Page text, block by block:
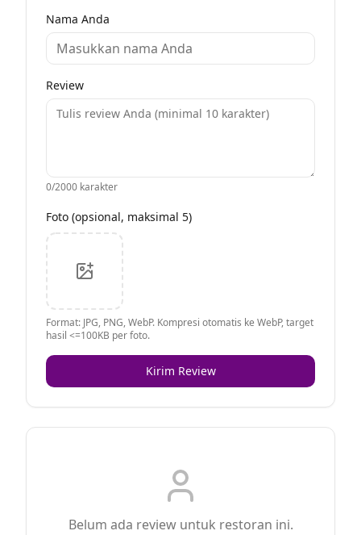
Nama Anda
Review
0/2000 karakter
Foto (opsional, maksimal 5)
Format: JPG, PNG, WebP. Kompresi otomatis ke WebP, target
hasil <=100KB per foto.
Kirim Review
Belum ada review untuk restoran ini.